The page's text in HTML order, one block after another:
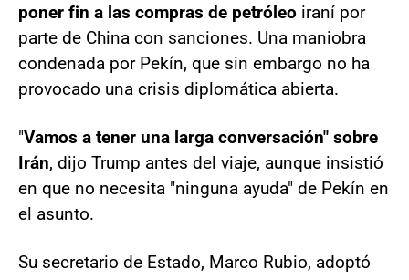
poner fin a las compras de petróleo iraní por
parte de China con sanciones. Una maniobra
condenada por Pekín, que sin embargo no ha
provocado una crisis diplomática abierta.
"Vamos a tener una larga conversación" sobre
Irán, dijo Trump antes del viaje, aunque insistió
en que no necesita "ninguna ayuda" de Pekín en
el asunto.
Su secretario de Estado, Marco Rubio, adoptó